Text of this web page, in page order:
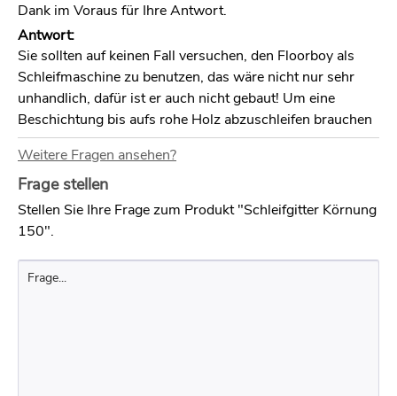
Dank im Voraus für Ihre Antwort.
Antwort:
Sie sollten auf keinen Fall versuchen, den Floorboy als
Schleifmaschine zu benutzen, das wäre nicht nur sehr
unhandlich, dafür ist er auch nicht gebaut! Um eine
Beschichtung bis aufs rohe Holz abzuschleifen brauchen
Sie einen geeigneten Exzenterschleifer o.ä. mit
entsprechend grobkörnigen Schleifmitteln.
Weitere Fragen ansehen?
Frage stellen
Stellen Sie Ihre Frage zum Produkt "Schleifgitter Körnung
150".